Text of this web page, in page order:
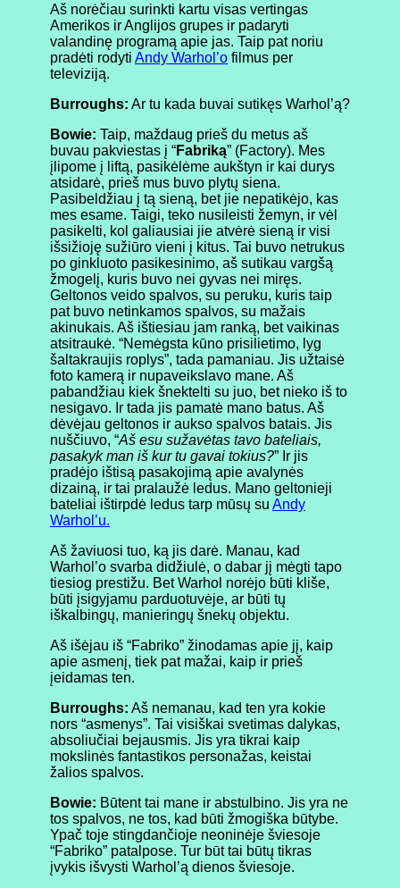
Aš norėčiau surinkti kartu visas vertingas
Amerikos ir Anglijos grupes ir padaryti
valandinę programą apie jas. Taip pat noriu
pradėti rodyti Andy Warhol’o filmus per
televiziją.
Burroughs: Ar tu kada buvai sutikęs Warhol’ą?
Bowie: Taip, maždaug prieš du metus aš
buvau pakviestas į “Fabriką” (Factory). Mes
įlipome į liftą, pasikėlėme aukštyn ir kai durys
atsidarė, prieš mus buvo plytų siena.
Pasibeldžiau į tą sieną, bet jie nepatikėjo, kas
mes esame. Taigi, teko nusileisti žemyn, ir vėl
pasikelti, kol galiausiai jie atvėrė sieną ir visi
išsižioję sužiūro vieni į kitus. Tai buvo netrukus
po ginkluoto pasikesinimo, aš sutikau vargšą
žmogelį, kuris buvo nei gyvas nei miręs.
Geltonos veido spalvos, su peruku, kuris taip
pat buvo netinkamos spalvos, su mažais
akinukais. Aš ištiesiau jam ranką, bet vaikinas
atsitraukė. “Nemėgsta kūno prisilietimo, lyg
šaltakraujis roplys”, tada pamaniau. Jis užtaisė
foto kamerą ir nupaveikslavo mane. Aš
pabandžiau kiek šnektelti su juo, bet nieko iš to
nesigavo. Ir tada jis pamatė mano batus. Aš
dėvėjau geltonos ir aukso spalvos batais. Jis
nuščiuvo, “Aš esu sužavėtas tavo bateliais,
pasakyk man iš kur tu gavai tokius?” Ir jis
pradėjo ištisą pasakojimą apie avalynės
dizainą, ir tai pralaužė ledus. Mano geltonieji
bateliai ištirpdė ledus tarp mūsų su Andy
Warhol’u.
Aš žaviuosi tuo, ką jis darė. Manau, kad
Warhol’o svarba didžiulė, o dabar jį mėgti tapo
tiesiog prestižu. Bet Warhol norėjo būti kliše,
būti įsigyjamu parduotuvėje, ar būti tų
iškalbingų, manieringų šnekų objektu.
Aš išėjau iš “Fabriko” žinodamas apie jį, kaip
apie asmenį, tiek pat mažai, kaip ir prieš
įeidamas ten.
Burroughs: Aš nemanau, kad ten yra kokie
nors “asmenys”. Tai visiškai svetimas dalykas,
absoliučiai bejausmis. Jis yra tikrai kaip
mokslinės fantastikos personažas, keistai
žalios spalvos.
Bowie: Būtent tai mane ir abstulbino. Jis yra ne
tos spalvos, ne tos, kad būti žmogiška būtybe.
Ypač toje stingdančioje neoninėje šviesoje
“Fabriko” patalpose. Tur būt tai būtų tikras
įvykis išvysti Warhol’ą dienos šviesoje.